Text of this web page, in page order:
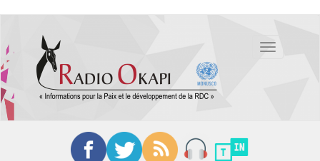
contenu
principal
Toggle